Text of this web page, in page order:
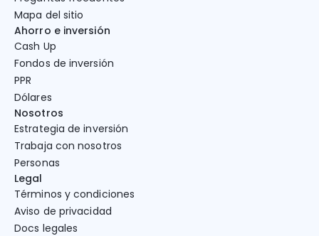
Mapa del sitio
Ahorro e inversión
Cash Up
Fondos de inversión
PPR
Dólares
Nosotros
Estrategia de inversión
Trabaja con nosotros
Personas
Legal
Términos y condiciones
Aviso de privacidad
Docs legales